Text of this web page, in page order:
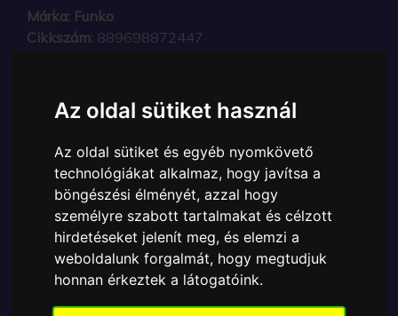
Az oldal sütiket használ
Az oldal sütiket és egyéb nyomkövető
technológiákat alkalmaz, hogy javítsa a
böngészési élményét, azzal hogy
személyre szabott tartalmakat és célzott
hirdetéseket jelenít meg, és elemzi a
weboldalunk forgalmát, hogy megtudjuk
honnan érkeztek a látogatóink.
Márka: Funko
Cikkszám: 889698872447
A Funko POP - Anime & Manga egyik népszerű
gyűjtői vinyl karakter, amely ablakos csomagolásban
azaz - POP In a Box - várja új gazdáját.
TOVÁBB A VÁSÁRLÁSRA
Tetszik? Osszd meg másokkal!